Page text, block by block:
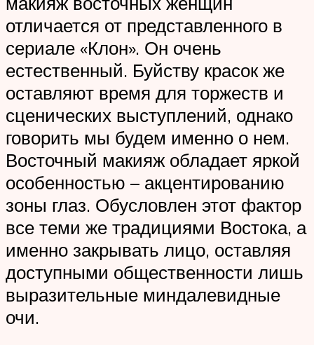
отличается от представленного в
сериале «Клон». Он очень
естественный. Буйству красок же
оставляют время для торжеств и
сценических выступлений, однако
говорить мы будем именно о нем.
Восточный макияж обладает яркой
особенностью – акцентированию
зоны глаз. Обусловлен этот фактор
все теми же традициями Востока, а
именно закрывать лицо, оставляя
доступными общественности лишь
выразительные миндалевидные
очи.